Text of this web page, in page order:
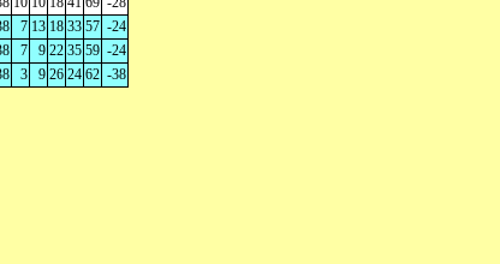
7 13 18 33 57 -24
7 9 22 35 59 -24
3 9 26 24 62 -38